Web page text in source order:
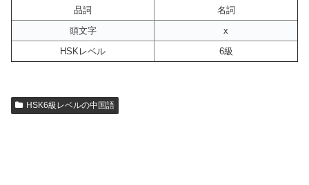
品詞
名詞
頭文字
x
HSKレベル
6級
HSK6級レベルの中国語